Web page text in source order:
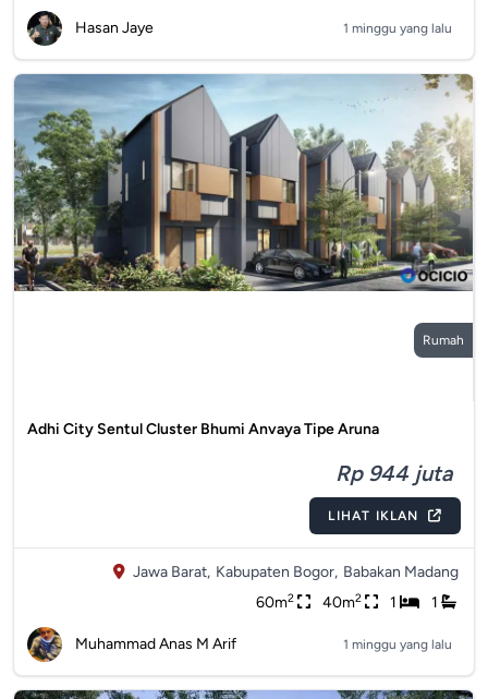
Hasan Jaye 1 minggu yang lalu
Rumah
Adhi City Sentul Cluster Bhumi Anvaya Tipe Aruna
Rp 944 juta
LIHAT IKLAN
Jawa Barat, Kabupaten Bogor, Babakan Madang
60m2 40m2 1 1
Muhammad Anas M Arif 1 minggu yang lalu